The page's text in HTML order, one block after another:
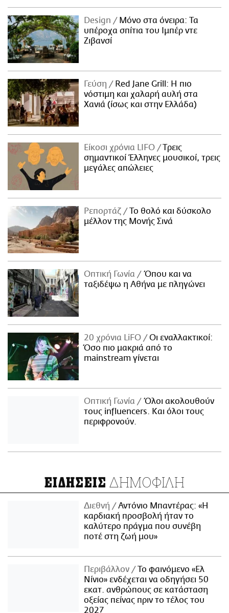
Design
Μόνο στα όνειρα: Τα
υπέροχα σπίτια του Ιμπέρ ντε
Ζιβανσί
Γεύση
Red Jane Grill: Η πιο
νόστιμη και χαλαρή αυλή στα
Χανιά (ίσως και στην Ελλάδα)
Είκοσι χρόνια LIFO
Tρεις
σημαντικοί Έλληνες μουσικοί, τρεις
μεγάλες απώλειες
Ρεπορτάζ
Το θολό και δύσκολο
μέλλον της Μονής Σινά
Οπτική Γωνία
Όπου και να
ταξιδέψω η Αθήνα με πληγώνει
20 χρόνια LiFO
Οι εναλλακτικοί:
Όσο πιο μακριά από το
mainstream γίνεται
Οπτική Γωνία
Όλοι ακολουθούν
τους influencers. Και όλοι τους
περιφρονούν.
ΕΙΔΗΣΕΙΣ ΔΗΜΟΦΙΛΗ
Διεθνή
Αντόνιο Μπαντέρας: «Η
καρδιακή προσβολή ήταν το
καλύτερο πράγμα που συνέβη
ποτέ στη ζωή μου»
Περιβάλλον
Το φαινόμενο «Ελ
Νίνιο» ενδέχεται να οδηγήσει 50
εκατ. ανθρώπους σε κατάσταση
οξείας πείνας πριν το τέλος του
2027